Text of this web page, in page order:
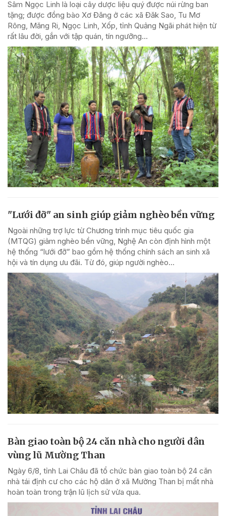
Sâm Ngọc Linh là loại cây dược liệu quý được núi rừng ban
tặng; được đồng bào Xơ Đăng ở các xã Đăk Sao, Tu Mơ
Rông, Măng Ri, Ngọc Linh, Xốp, tỉnh Quảng Ngãi phát hiện từ
rất lâu đời, gắn với tập quán, tín ngưỡng...
"Lưới đỡ" an sinh giúp giảm nghèo bền vững
Ngoài những trợ lực từ Chương trình mục tiêu quốc gia
(MTQG) giảm nghèo bền vững, Nghệ An còn định hình một
hệ thống “lưới đỡ” bao gồm hệ thống chính sách an sinh xã
hội và tín dụng ưu đãi. Từ đó, giúp người nghèo...
Bàn giao toàn bộ 24 căn nhà cho người dân
vùng lũ Mường Than
Ngày 6/8, tỉnh Lai Châu đã tổ chức bàn giao toàn bộ 24 căn
nhà tái định cư cho các hộ dân ở xã Mường Than bị mất nhà
hoàn toàn trong trận lũ lịch sử vừa qua.